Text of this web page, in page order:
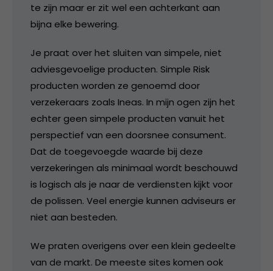
te zijn maar er zit wel een achterkant aan
bijna elke bewering.
Je praat over het sluiten van simpele, niet
adviesgevoelige producten. Simple Risk
producten worden ze genoemd door
verzekeraars zoals Ineas. In mijn ogen zijn het
echter geen simpele producten vanuit het
perspectief van een doorsnee consument.
Dat de toegevoegde waarde bij deze
verzekeringen als minimaal wordt beschouwd
is logisch als je naar de verdiensten kijkt voor
de polissen. Veel energie kunnen adviseurs er
niet aan besteden.
We praten overigens over een klein gedeelte
van de markt. De meeste sites komen ook